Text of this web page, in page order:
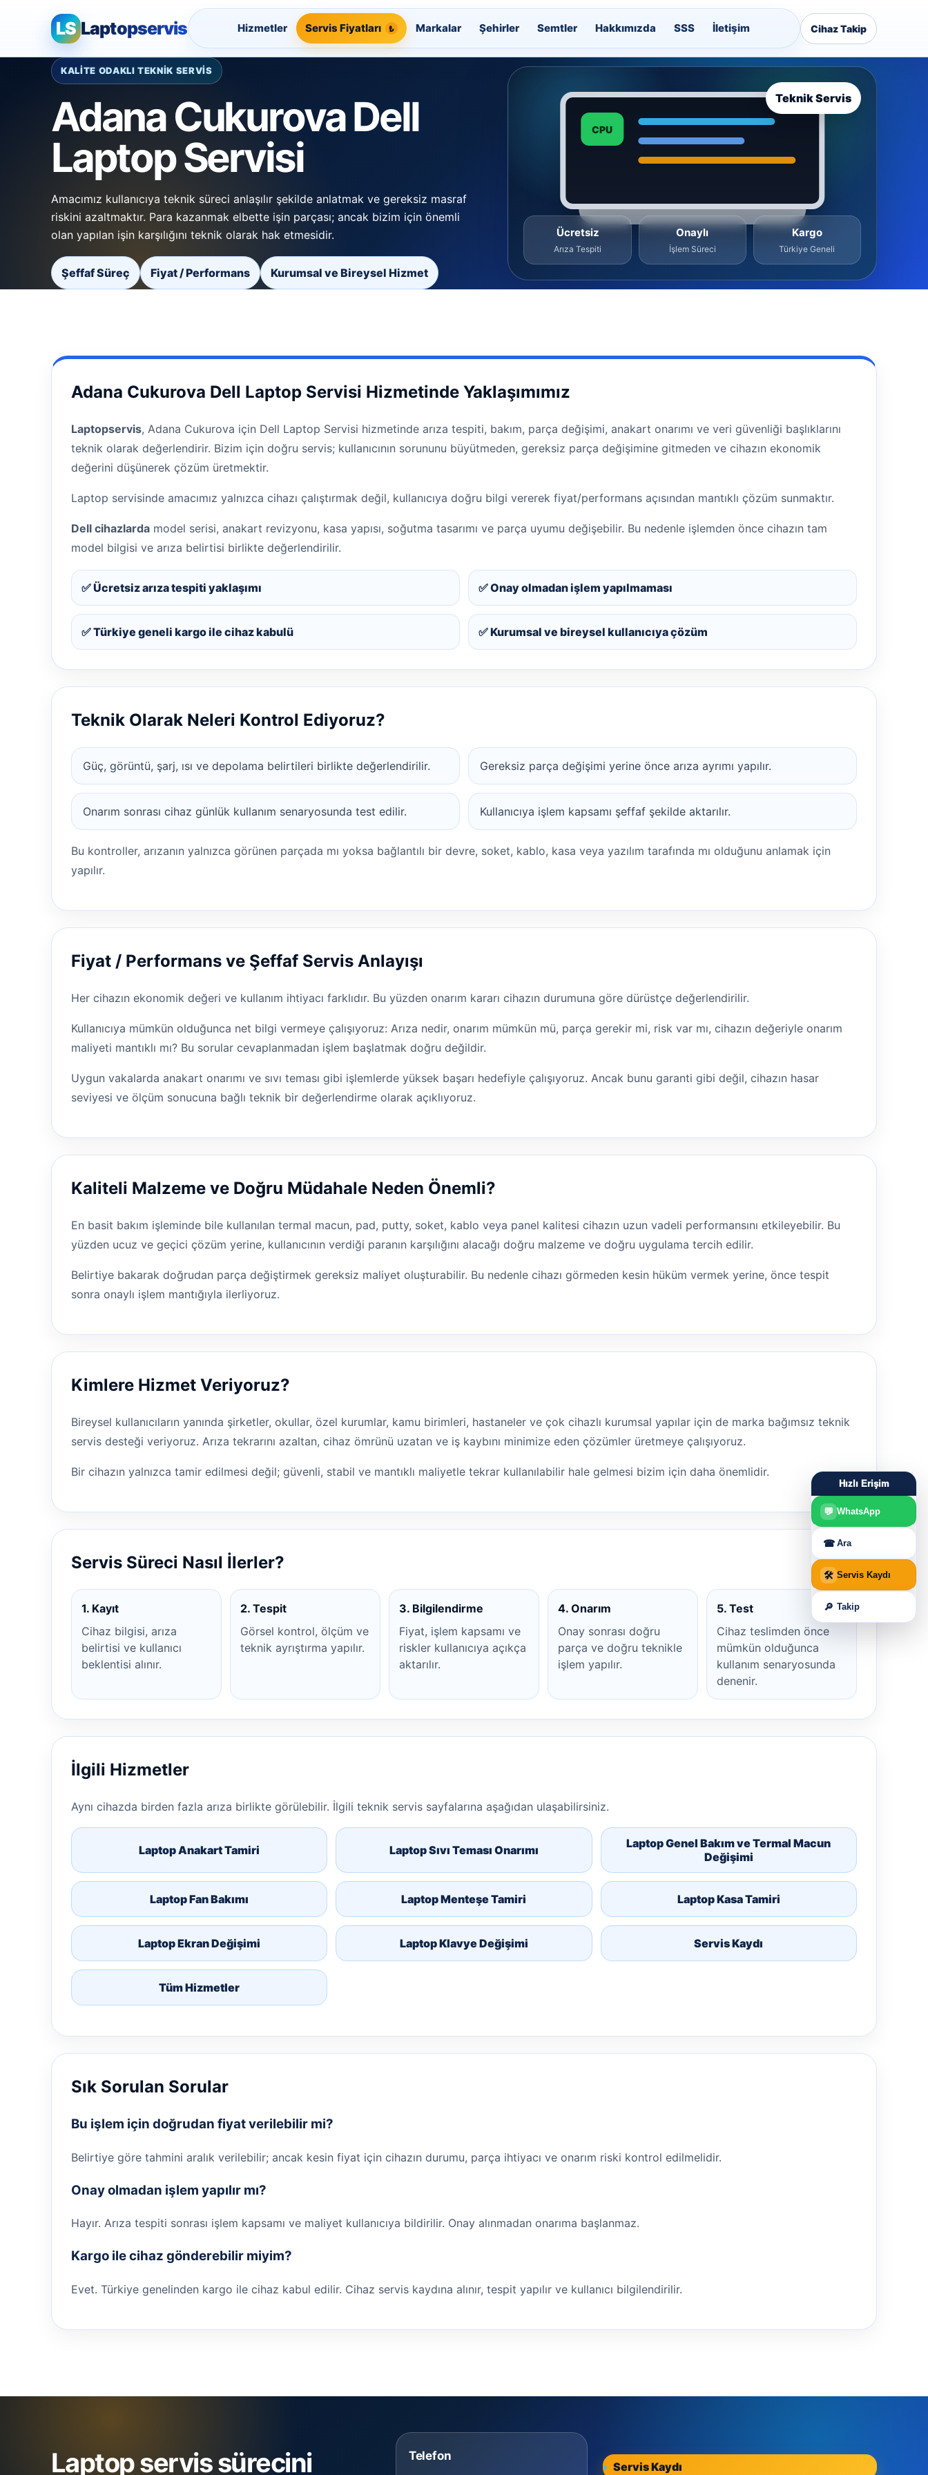
LS Laptopservis Hizmetler Servis Fiyatları Markalar Şehirler Semtler Hakkımızda SSS İletişim Cihaz Takip
KALİTE ODAKLI TEKNİK SERVİS
Adana Cukurova Dell
Laptop Servisi
Amacımız kullanıcıya teknik süreci anlaşılır şekilde anlatmak ve gereksiz masraf
riskini azaltmaktır. Para kazanmak elbette işin parçası; ancak bizim için önemli
olan yapılan işin karşılığını teknik olarak hak etmesidir.
Şeffaf Süreç Fiyat / Performans Kurumsal ve Bireysel Hizmet
CPU
Teknik Servis
Ücretsiz
Arıza Tespiti
Onaylı
İşlem Süreci
Kargo
Türkiye Geneli
Adana Cukurova Dell Laptop Servisi Hizmetinde Yaklaşımımız
Laptopservis, Adana Cukurova için Dell Laptop Servisi hizmetinde arıza tespiti, bakım, parça değişimi, anakart onarımı ve veri güvenliği başlıklarını
teknik olarak değerlendirir. Bizim için doğru servis; kullanıcının sorununu büyütmeden, gereksiz parça değişimine gitmeden ve cihazın ekonomik
değerini düşünerek çözüm üretmektir.
Laptop servisinde amacımız yalnızca cihazı çalıştırmak değil, kullanıcıya doğru bilgi vererek fiyat/performans açısından mantıklı çözüm sunmaktır.
Dell cihazlarda model serisi, anakart revizyonu, kasa yapısı, soğutma tasarımı ve parça uyumu değişebilir. Bu nedenle işlemden önce cihazın tam
model bilgisi ve arıza belirtisi birlikte değerlendirilir.
✅ Ücretsiz arıza tespiti yaklaşımı ✅ Onay olmadan işlem yapılmaması
✅ Türkiye geneli kargo ile cihaz kabulü ✅ Kurumsal ve bireysel kullanıcıya çözüm
Teknik Olarak Neleri Kontrol Ediyoruz?
Güç, görüntü, şarj, ısı ve depolama belirtileri birlikte değerlendirilir. Gereksiz parça değişimi yerine önce arıza ayrımı yapılır.
Onarım sonrası cihaz günlük kullanım senaryosunda test edilir. Kullanıcıya işlem kapsamı şeffaf şekilde aktarılır.
Bu kontroller, arızanın yalnızca görünen parçada mı yoksa bağlantılı bir devre, soket, kablo, kasa veya yazılım tarafında mı olduğunu anlamak için
yapılır.
Fiyat / Performans ve Şeffaf Servis Anlayışı
Her cihazın ekonomik değeri ve kullanım ihtiyacı farklıdır. Bu yüzden onarım kararı cihazın durumuna göre dürüstçe değerlendirilir.
Kullanıcıya mümkün olduğunca net bilgi vermeye çalışıyoruz: Arıza nedir, onarım mümkün mü, parça gerekir mi, risk var mı, cihazın değeriyle onarım
maliyeti mantıklı mı? Bu sorular cevaplanmadan işlem başlatmak doğru değildir.
Uygun vakalarda anakart onarımı ve sıvı teması gibi işlemlerde yüksek başarı hedefiyle çalışıyoruz. Ancak bunu garanti gibi değil, cihazın hasar
seviyesi ve ölçüm sonucuna bağlı teknik bir değerlendirme olarak açıklıyoruz.
Kaliteli Malzeme ve Doğru Müdahale Neden Önemli?
En basit bakım işleminde bile kullanılan termal macun, pad, putty, soket, kablo veya panel kalitesi cihazın uzun vadeli performansını etkileyebilir. Bu
yüzden ucuz ve geçici çözüm yerine, kullanıcının verdiği paranın karşılığını alacağı doğru malzeme ve doğru uygulama tercih edilir.
Belirtiye bakarak doğrudan parça değiştirmek gereksiz maliyet oluşturabilir. Bu nedenle cihazı görmeden kesin hüküm vermek yerine, önce tespit
sonra onaylı işlem mantığıyla ilerliyoruz.
Kimlere Hizmet Veriyoruz?
Bireysel kullanıcıların yanında şirketler, okullar, özel kurumlar, kamu birimleri, hastaneler ve çok cihazlı kurumsal yapılar için de marka bağımsız teknik
servis desteği veriyoruz. Arıza tekrarını azaltan, cihaz ömrünü uzatan ve iş kaybını minimize eden çözümler üretmeye çalışıyoruz.
Bir cihazın yalnızca tamir edilmesi değil; güvenli, stabil ve mantıklı maliyetle tekrar kullanılabilir hale gelmesi bizim için daha önemlidir.
Servis Süreci Nasıl İlerler?
1. Kayıt
Cihaz bilgisi, arıza
belirtisi ve kullanıcı
beklentisi alınır.
2. Tespit
Görsel kontrol, ölçüm ve
teknik ayrıştırma yapılır.
3. Bilgilendirme
Fiyat, işlem kapsamı ve
riskler kullanıcıya açıkça
aktarılır.
4. Onarım
Onay sonrası doğru
parça ve doğru teknikle
işlem yapılır.
5. Test
Cihaz teslimden önce
mümkün olduğunca
kullanım senaryosunda
denenir.
İlgili Hizmetler
Aynı cihazda birden fazla arıza birlikte görülebilir. İlgili teknik servis sayfalarına aşağıdan ulaşabilirsiniz.
Laptop Anakart Tamiri Laptop Sıvı Teması Onarımı
Laptop Genel Bakım ve Termal Macun
Değişimi
Laptop Fan Bakımı Laptop Menteşe Tamiri Laptop Kasa Tamiri
Laptop Ekran Değişimi Laptop Klavye Değişimi Servis Kaydı
Tüm Hizmetler
Sık Sorulan Sorular
Bu işlem için doğrudan fiyat verilebilir mi?
Belirtiye göre tahmini aralık verilebilir; ancak kesin fiyat için cihazın durumu, parça ihtiyacı ve onarım riski kontrol edilmelidir.
Onay olmadan işlem yapılır mı?
Hayır. Arıza tespiti sonrası işlem kapsamı ve maliyet kullanıcıya bildirilir. Onay alınmadan onarıma başlanmaz.
Kargo ile cihaz gönderebilir miyim?
Evet. Türkiye genelinden kargo ile cihaz kabul edilir. Cihaz servis kaydına alınır, tespit yapılır ve kullanıcı bilgilendirilir.
Laptop servis sürecini
Telefon
Servis Kaydı
Hızlı Erişim
💬 WhatsApp
☎ Ara
🛠 Servis Kaydı
🔎 Takip